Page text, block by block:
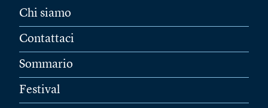
Chi siamo
Contattaci
Sommario
Festival